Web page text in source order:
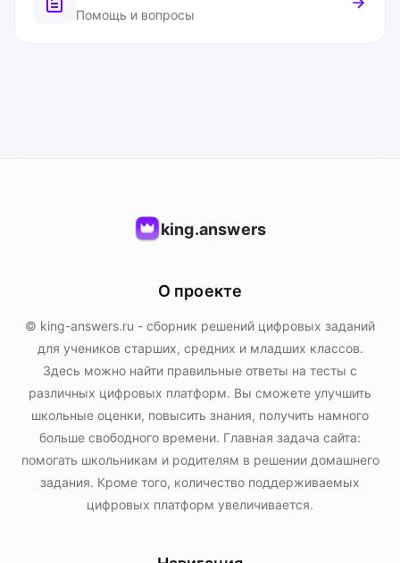
Помощь и вопросы
king.answers
О проекте
© king-answers.ru - сборник решений цифровых заданий
для учеников старших, средних и младших классов.
Здесь можно найти правильные ответы на тесты с
различных цифровых платформ. Вы сможете улучшить
школьные оценки, повысить знания, получить намного
больше свободного времени. Главная задача сайта:
помогать школьникам и родителям в решении домашнего
задания. Кроме того, количество поддерживаемых
цифровых платформ увеличивается.